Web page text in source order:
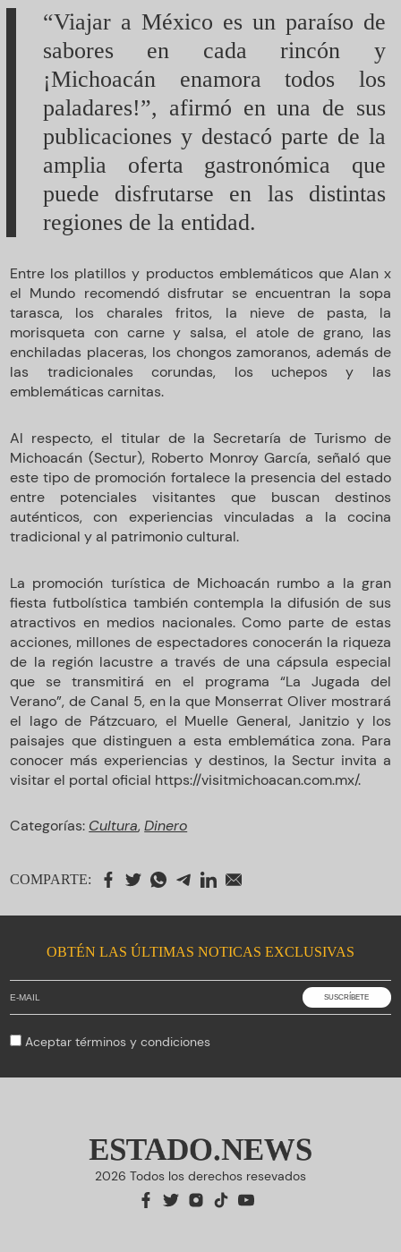
“Viajar a México es un paraíso de
sabores en cada rincón y
¡Michoacán enamora todos los
paladares!”, afirmó en una de sus
publicaciones y destacó parte de la
amplia oferta gastronómica que
puede disfrutarse en las distintas
regiones de la entidad.
Entre los platillos y productos emblemáticos que Alan x
el Mundo recomendó disfrutar se encuentran la sopa
tarasca, los charales fritos, la nieve de pasta, la
morisqueta con carne y salsa, el atole de grano, las
enchiladas placeras, los chongos zamoranos, además de
las tradicionales corundas, los uchepos y las
emblemáticas carnitas.
Al respecto, el titular de la Secretaría de Turismo de
Michoacán (Sectur), Roberto Monroy García, señaló que
este tipo de promoción fortalece la presencia del estado
entre potenciales visitantes que buscan destinos
auténticos, con experiencias vinculadas a la cocina
tradicional y al patrimonio cultural.
La promoción turística de Michoacán rumbo a la gran
fiesta futbolística también contempla la difusión de sus
atractivos en medios nacionales. Como parte de estas
acciones, millones de espectadores conocerán la riqueza
de la región lacustre a través de una cápsula especial
que se transmitirá en el programa “La Jugada del
Verano”, de Canal 5, en la que Monserrat Oliver mostrará
el lago de Pátzcuaro, el Muelle General, Janitzio y los
paisajes que distinguen a esta emblemática zona. Para
conocer más experiencias y destinos, la Sectur invita a
visitar el portal oficial https://visitmichoacan.com.mx/.
Categorías: Cultura,Dinero
COMPARTE:
OBTÉN LAS ÚLTIMAS NOTICAS EXCLUSIVAS
Aceptartérminos y condiciones
ESTADO.NEWS
2026 Todos los derechos resevados